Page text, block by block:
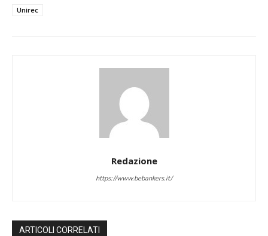
Unirec
Redazione
https://www.bebankers.it/
ARTICOLI CORRELATI